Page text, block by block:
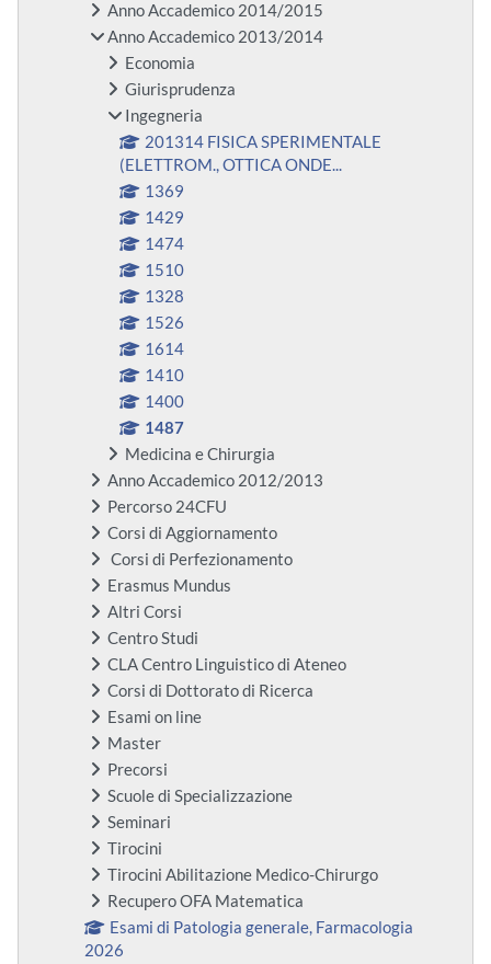
Anno Accademico 2014/2015
Anno Accademico 2013/2014
Economia
Giurisprudenza
Ingegneria
201314 FISICA SPERIMENTALE
(ELETTROM., OTTICA ONDE...
1369
1429
1474
1510
1328
1526
1614
1410
1400
1487
Medicina e Chirurgia
Anno Accademico 2012/2013
Percorso 24CFU
Corsi di Aggiornamento
Corsi di Perfezionamento
Erasmus Mundus
Altri Corsi
Centro Studi
CLA Centro Linguistico di Ateneo
Corsi di Dottorato di Ricerca
Esami on line
Master
Precorsi
Scuole di Specializzazione
Seminari
Tirocini
Tirocini Abilitazione Medico-Chirurgo
Recupero OFA Matematica
Esami di Patologia generale, Farmacologia
2026